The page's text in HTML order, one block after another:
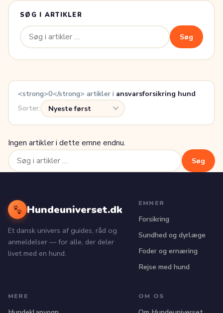
SØG I ARTIKLER
Søg
efter:
Søg
<strong>0</strong> artikler i ansvarsforsikring hund
Sorter:
Ingen artikler i dette emne endnu.
Søg
efter:
Søg
Hundeuniverset.dk
Et dansk univers af guides, råd og
anmeldelser — for alle, der deler
livet med en hund.
EMNER
Forsikring
Sundhed og dyrlæge
Foder og ernæring
Rejse med hund
MERE OM OS